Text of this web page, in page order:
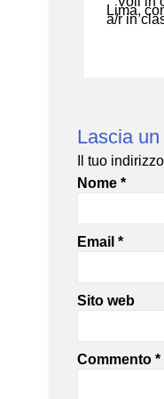
Lima,
a/r in
Lascia
Il tuo
Nome *
Email *
Sito web
Commento *